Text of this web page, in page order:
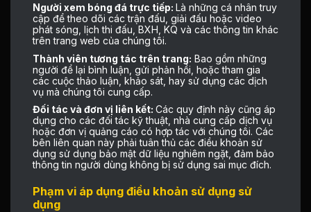
Người xem bóng đá trực tiếp: Là những cá nhân truy
cập để theo dõi các trận đấu, giải đấu hoặc video
phát sóng, lịch thi đấu, BXH, KQ và các thông tin khác
trên trang web của chúng tôi.
Thành viên tương tác trên trang: Bao gồm những
người để lại bình luận, gửi phản hồi, hoặc tham gia
các cuộc thảo luận, khảo sát, hay sử dụng các dịch
vụ mà chúng tôi cung cấp.
Đối tác và đơn vị liên kết: Các quy định này cũng áp
dụng cho các đối tác kỹ thuật, nhà cung cấp dịch vụ
hoặc đơn vị quảng cáo có hợp tác với chúng tôi. Các
bên liên quan này phải tuân thủ các điều khoản sử
dụng sử dụng bảo mật dữ liệu nghiêm ngặt, đảm bảo
thông tin người dùng không bị sử dụng sai mục đích.
Phạm vi áp dụng điều khoản sử dụng sử
dụng